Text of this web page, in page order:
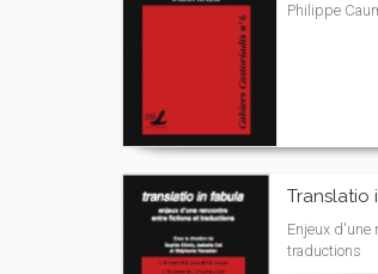
Philippe
Translatio
Enjeux d'une
traductions